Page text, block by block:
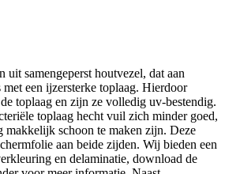
uit samengeperst houtvezel, dat aan
een ijzersterke toplaag. Hierdoor
toplaag en zijn ze volledig uv-bestendig.
toplaag hecht vuil zich minder goed,
makkelijk schoon te maken zijn. Deze
aan beide zijden. Wij bieden een
en delaminatie, download de